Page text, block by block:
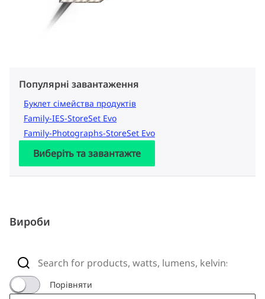
Популярні завантаження
Буклет сімейства продуктів
Family-IES-StoreSet Evo
Family-Photographs-StoreSet Evo
Виберіть та завантажте
Вироби
Порівняти